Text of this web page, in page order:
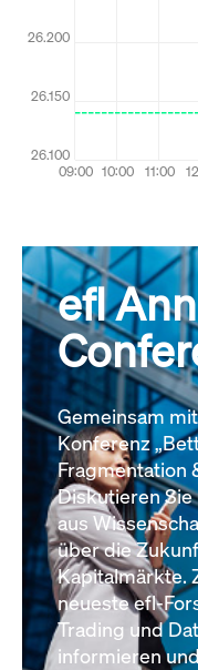
efl
Gemeinsam
Konferenz
Fragmentation
Diskutieren
aus
über die
Kapitalmärkte.
neueste efl-
Trading und
informieren